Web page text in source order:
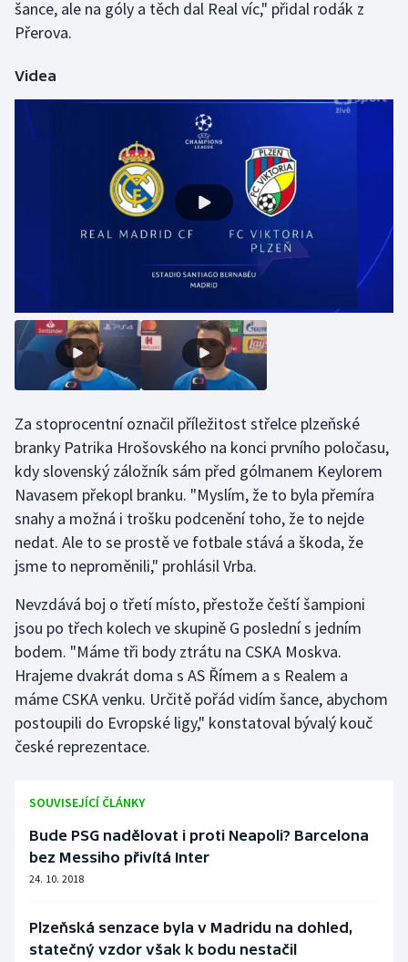
Moderní pětiboj
Parasport
Plážový volejbal
Rychlobruslení
Rychlostní kanoistika
Sportovní střelba
Stolní tenis
Triatlon
Veslování
Vodní slalom
Volejbal
Ostatní
šance, ale na góly a těch dal Real víc," přidal rodák z
Přerova.
Videa
Za stoprocentní označil příležitost střelce plzeňské
branky Patrika Hrošovského na konci prvního poločasu,
kdy slovenský záložník sám před gólmanem Keylorem
Navasem překopl branku. "Myslím, že to byla přemíra
snahy a možná i trošku podcenění toho, že to nejde
nedat. Ale to se prostě ve fotbale stává a škoda, že
jsme to neproměnili," prohlásil Vrba.
Nevzdává boj o třetí místo, přestože čeští šampioni
jsou po třech kolech ve skupině G poslední s jedním
bodem. "Máme tři body ztrátu na CSKA Moskva.
Hrajeme dvakrát doma s AS Římem a s Realem a
máme CSKA venku. Určitě pořád vidím šance, abychom
postoupili do Evropské ligy," konstatoval bývalý kouč
české reprezentace.
SOUVISEJÍCÍ ČLÁNKY
Bude PSG nadělovat i proti Neapoli? Barcelona
bez Messiho přivítá Inter
24. 10. 2018
Plzeňská senzace byla v Madridu na dohled,
statečný vzdor však k bodu nestačil